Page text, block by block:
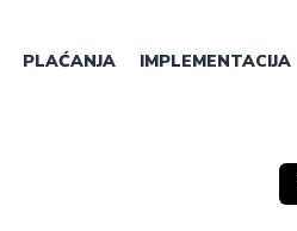
PLAĆANJA IMPLEMENTACIJA